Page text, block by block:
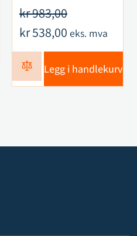
kr983,00
kr538,00 eks. mva
Legg i handlekurv